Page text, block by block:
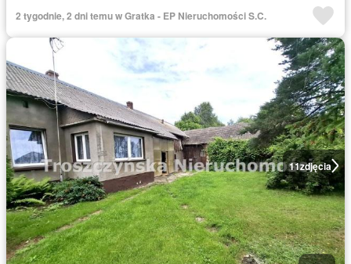
2 tygodnie, 2 dni temu w Gratka - EP Nieruchomości S.C.
11zdjęcia